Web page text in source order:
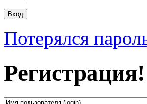
Потерялся
Регистрация!